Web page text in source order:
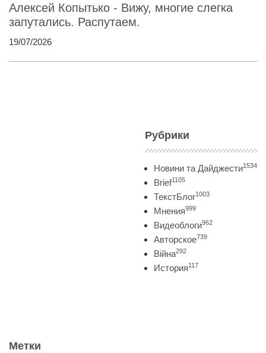
Алексей Копытько - Вижу, многие слегка
запутались. Распутаем.
19/07/2026
Рубрики
Новини та Дайджести1534
Brief1105
ТекстБлог1003
Мнения999
Видеоблоги962
Авторское739
Війна292
История117
Метки